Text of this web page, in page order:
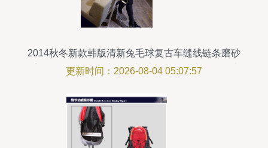
2014秋冬新款韩版清新兔毛球复古车缝线链条磨砂
手提女包包——保定白沟新城益辉箱包皮具销售处
更新时间：2026-08-04 05:07:57